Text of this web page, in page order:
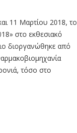
11 Μαρτίου 2018, το
στο εκθεσιακό
διοργανώθηκε από
τόσο στο